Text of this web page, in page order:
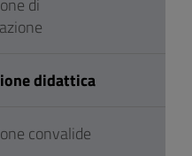
di
didattica
convalide